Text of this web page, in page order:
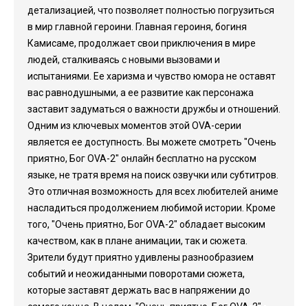
детализацией, что позволяет полностью погрузиться
в мир главной героини. Главная героиня, богиня
Камисаме, продолжает свои приключения в мире
людей, сталкиваясь с новыми вызовами и
испытаниями. Ее харизма и чувство юмора не оставят
вас равнодушными, а ее развитие как персонажа
заставит задуматься о важности дружбы и отношений.
Одним из ключевых моментов этой OVA-серии
является ее доступность. Вы можете смотреть "Очень
приятно, Бог OVA-2" онлайн бесплатно на русском
языке, не тратя время на поиск озвучки или субтитров.
Это отличная возможность для всех любителей аниме
насладиться продолжением любимой истории. Кроме
того, "Очень приятно, Бог OVA-2" обладает высоким
качеством, как в плане анимации, так и сюжета.
Зрители будут приятно удивлены разнообразием
событий и неожиданными поворотами сюжета,
которые заставят держать вас в напряжении до